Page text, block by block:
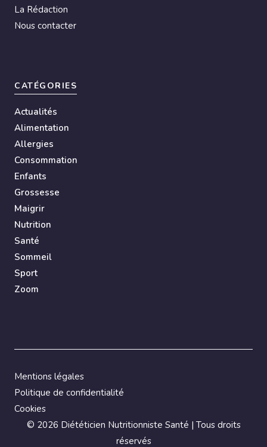
La Rédaction
Nous contacter
CATÉGORIES
Actualités
Alimentation
Allergies
Consommation
Enfants
Grossesse
Maigrir
Nutrition
Santé
Sommeil
Sport
Zoom
© 2026 Diététicien Nutritionniste Santé | Tous droits
réservés
Mentions légales
Politique de confidentialité
Cookies